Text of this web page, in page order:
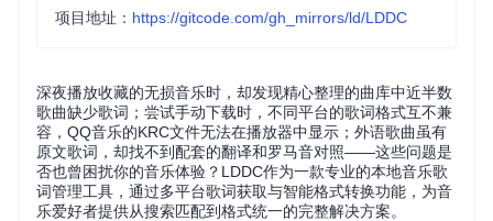
项目地址： https://gitcode.com/gh_mirrors/ld/LDDC
深夜播放收藏的无损音乐时，却发现精心整理的曲库中近半数
歌曲缺少歌词；尝试手动下载时，不同平台的歌词格式互不兼
容，QQ音乐的KRC文件无法在播放器中显示；外语歌曲虽有
原文歌词，却找不到配套的翻译和罗马音对照——这些问题是
否也曾困扰你的音乐体验？LDDC作为一款专业的本地音乐歌
词管理工具，通过多平台歌词获取与智能格式转换功能，为音
乐爱好者提供从搜索匹配到格式统一的完整解决方案。